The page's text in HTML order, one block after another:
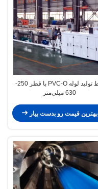
خط تولید لوله PVC-O با قطر 250-
630 میلی‌متر
بهترین قیمت رو بدست بیار